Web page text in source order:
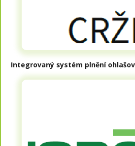
Integrovaný systém plnění